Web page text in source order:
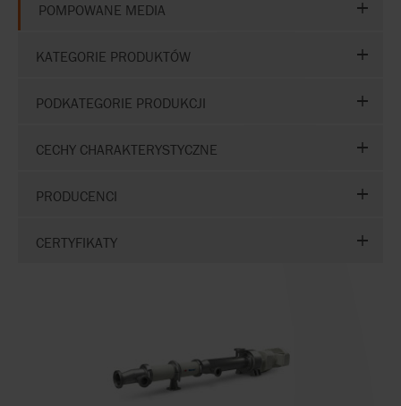
POMPOWANE MEDIA
KATEGORIE PRODUKTÓW
PODKATEGORIE PRODUKCJI
CECHY CHARAKTERYSTYCZNE
PRODUCENCI
CERTYFIKATY